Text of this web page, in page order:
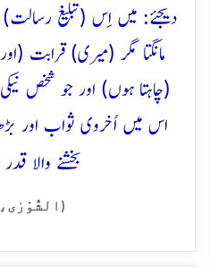
دیجئے: میں اِس (تبلیغ
مانگتا مگر (میری) قرابت
(چاہتا ہوں) اور جو شخص
اس میں اُخروی ثواب اور
بخشنے والا
(الشُّوْرٰی،